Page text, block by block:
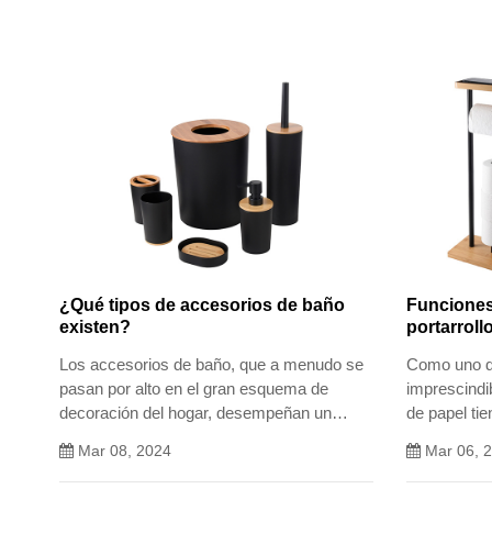
¿Qué tipos de accesorios de baño
existen?
Los accesorios de baño, que a menudo se
pasan por alto en el gran esquema de
decoración del hogar, desempeñan un
los baños en paraísos de relajación,
funcionalidad y estilo.
Mar 08, 2024
Como uno
de papel
de la
Mar 06,